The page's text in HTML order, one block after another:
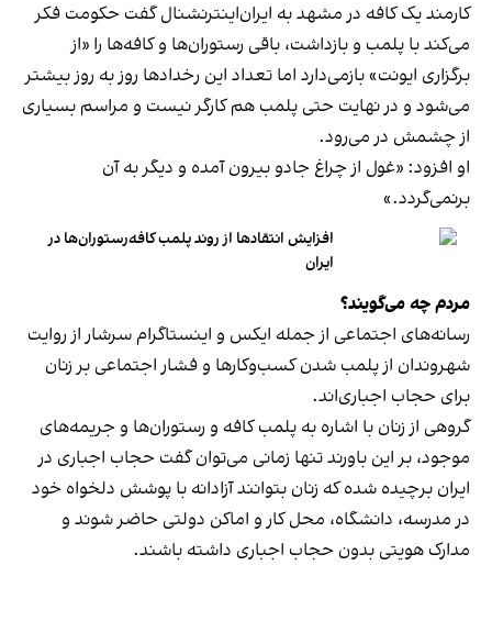
کارمند یک کافه در مشهد به ایران‌اینترنشنال گفت حکومت فکر
می‌کند با پلمب و بازداشت، باقی رستوران‌ها و کافه‌ها را «از
برگزاری ایونت» بازمی‌دارد اما تعداد این رخدادها روز به روز بیشتر
می‌شود و در نهایت حتی پلمب هم کارگر نیست و مراسم بسیاری
از چشمش در می‌رود.
او افزود: «غول از چراغ جادو بیرون آمده و دیگر به آن
برنمی‎‌گردد.»
افزایش انتقادها از روند پلمب کافه‌رستوران‌ها در
ایران
مردم چه می‌گویند؟
رسانه‎‌های اجتماعی از جمله ایکس و اینستاگرام سرشار از روایت
شهروندان از پلمب شدن کسب‌وکارها و فشار اجتماعی بر زنان
برای حجاب اجباری‌اند.
گروهی از زنان با اشاره به پلمب کافه و رستوران‌ها و جریمه‌های
موجود، بر این باورند تنها زمانی می‌توان گفت حجاب اجباری در
ایران برچیده شده که زنان بتوانند آزادانه با پوشش دلخواه خود
در مدرسه، دانشگاه، محل کار و اماکن دولتی حاضر شوند و
مدارک هویتی بدون حجاب اجباری داشته باشند.